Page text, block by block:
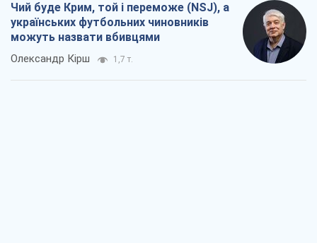
Чий буде Крим, той і переможе (NSJ), а
українських футбольних чиновників
можуть назвати вбивцями
Олександр Кірш 1,7 т.